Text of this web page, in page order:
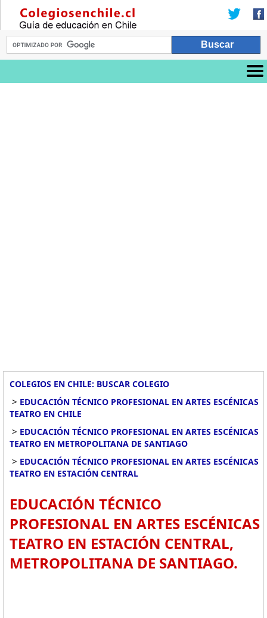
COLEGIOS EN CHILE: BUSCAR COLEGIO
> EDUCACIÓN TÉCNICO PROFESIONAL EN ARTES ESCÉNICAS
TEATRO EN CHILE
> EDUCACIÓN TÉCNICO PROFESIONAL EN ARTES ESCÉNICAS
TEATRO EN METROPOLITANA DE SANTIAGO
> EDUCACIÓN TÉCNICO PROFESIONAL EN ARTES ESCÉNICAS
TEATRO EN ESTACIÓN CENTRAL
EDUCACIÓN TÉCNICO
PROFESIONAL EN ARTES ESCÉNICAS
TEATRO EN ESTACIÓN CENTRAL,
METROPOLITANA DE SANTIAGO.